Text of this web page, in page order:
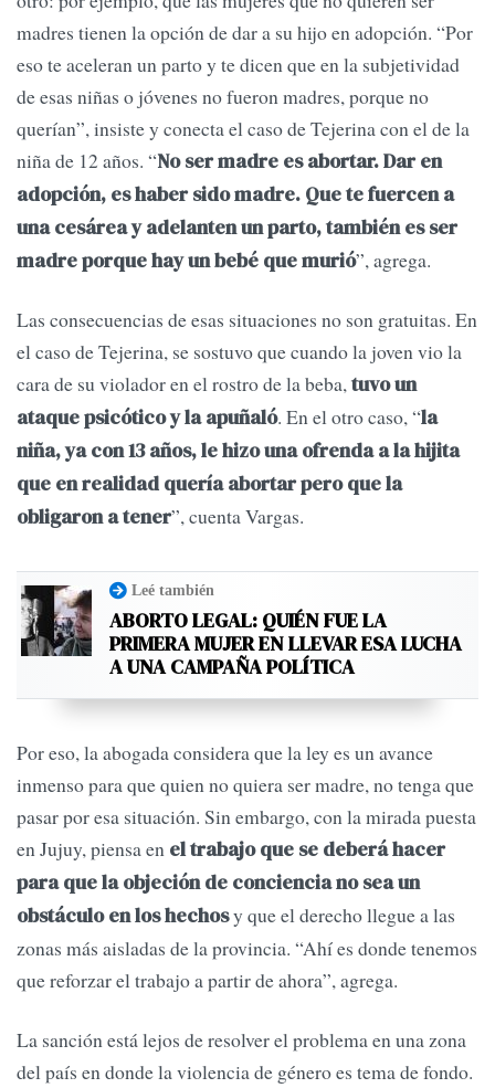
madres tienen la opción de dar a su hijo en adopción. “Por
eso te aceleran un parto y te dicen que en la subjetividad
de esas niñas o jóvenes no fueron madres, porque no
querían”, insiste y conecta el caso de Tejerina con el de la
niña de 12 años. “No ser madre es abortar. Dar en
adopción, es haber sido madre. Que te fuercen a
una cesárea y adelanten un parto, también es ser
madre porque hay un bebé que murió”, agrega.
Las consecuencias de esas situaciones no son gratuitas. En
el caso de Tejerina, se sostuvo que cuando la joven vio la
cara de su violador en el rostro de la beba,tuvo un
ataque psicótico y la apuñaló. En el otro caso, “la
niña, ya con 13 años, le hizo una ofrenda a la hijita
que en realidad quería abortar pero que la
obligaron a tener”, cuenta Vargas.
Leé también
ABORTO LEGAL: QUIÉN FUE LA
PRIMERA MUJER EN LLEVAR ESA LUCHA
A UNA CAMPAÑA POLÍTICA
Por eso, la abogada considera que la ley es un avance
inmenso para que quien no quiera ser madre, no tenga que
pasar por esa situación. Sin embargo, con la mirada puesta
en Jujuy, piensa en el trabajo que se deberá hacer
para que la objeción de conciencia no sea un
obstáculo en los hechosy que el derecho llegue a las
zonas más aisladas de la provincia. “Ahí es donde tenemos
que reforzar el trabajo a partir de ahora”, agrega.
La sanción está lejos de resolver el problema en una zona
del país en donde la violencia de género es tema de fondo.